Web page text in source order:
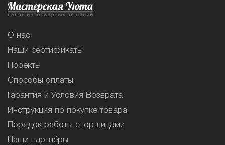
О нас
Наши сертификаты
Проекты
Способы оплаты
Гарантия и Условия Возврата
Инструкция по покупке товара
Порядок работы с юр.лицами
Наши партнёры